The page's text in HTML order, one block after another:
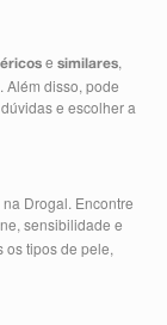
e similares,
Além disso, pode
e escolher a
Drogal. Encontre
sensibilidade e
os tipos de pele,